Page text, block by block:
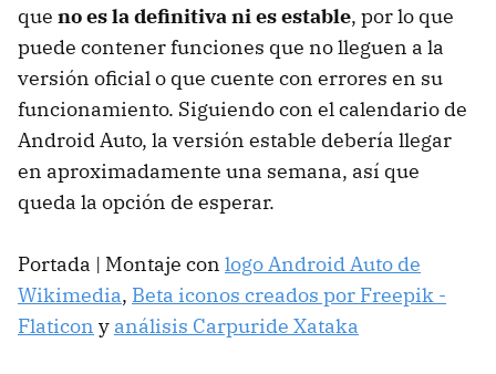
que no es la definitiva ni es estable, por lo que
puede contener funciones que no lleguen a la
versión oficial o que cuente con errores en su
funcionamiento. Siguiendo con el calendario de
Android Auto, la versión estable debería llegar
en aproximadamente una semana, así que
queda la opción de esperar.
Portada | Montaje con logo Android Auto de
Wikimedia, Beta iconos creados por Freepik -
Flaticon y análisis Carpuride Xataka